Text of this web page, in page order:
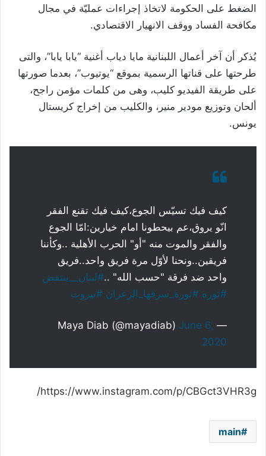
الضغط على الحكومة لاتخاذ إجراءات عمليّة في مجال
مكافحة الفساد ووقف الانهيار الاقتصادي.
يُذكر أن آخر أعمال اللبنانية مايا دياب أغنية “يابا يابا”، والتى
طرحتها على قناتها الرسمية بموقع “يوتيوب”، بعدما صورتها
على طريقة الفيديو كليب، وهى من كلمات مؤمن راجح،
ألحان وتوزيع مودير منير، والكليب من إخراج كريستال
يونس.
كيف فيك تسيّس الجوع،كيف فيك تقنع الفقر
انّو يروق،عم بيحطونا امام خيارين:امّا الجوع
والفقر والموت منه "أو" الحرب الأهلية ..وكأننا
فريقين..ونحنا لأوّل مرة فريق واحد..فريق
واحد ضد فرقة "حسب الله" ..#لبنان__ينتفض
#ثوره #ثورة_سرقها_الزعران #بيروت
— Maya Diab (@mayadiab)
June 6,
2020
https://www.instagram.com/p/CBGct3VHR3g/
main